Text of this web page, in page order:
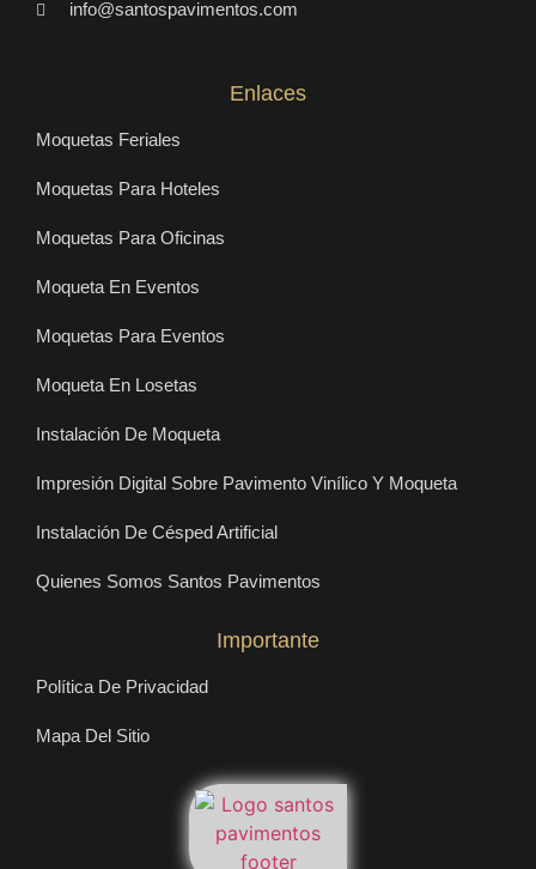
info@santospavimentos.com
Enlaces
Moquetas Feriales
Moquetas Para Hoteles
Moquetas Para Oficinas
Moqueta En Eventos
Moquetas Para Eventos
Moqueta En Losetas
Instalación De Moqueta
Impresión Digital Sobre Pavimento Vinílico Y Moqueta
Instalación De Césped Artificial
Quienes Somos Santos Pavimentos
Importante
Política De Privacidad
Mapa Del Sitio